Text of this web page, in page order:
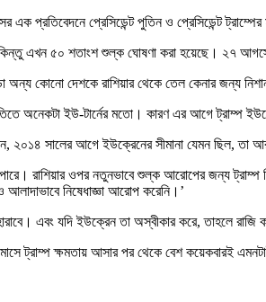
প্রতিবেদনে প্রেসিডেন্ট পুতিন ও প্রেসিডেন্ট
কিন্তু এখন ৫০ শতাংশ শুল্ক ঘোষণা করা হয়েছে। ২৭
অন্য কোনো দেশকে রাশিয়ার থেকে তেল কেনার জন্য
অনেকটা ইউ-টার্নের মতো। কারণ এর আগে ট্রাম্প
২০১৪ সালের আগে ইউক্রেনের সীমানা যেমন ছিল,
পারে। রাশিয়ার ওপর নতুনভাবে শুল্ক আরোপের জন্য
আলাদাভাবে নিষেধাজ্ঞা আরোপ করেনি।’
এবং যদি ইউক্রেন তা অস্বীকার করে, তাহলে রাজি
ট্রাম্প ক্ষমতায় আসার পর থেকে বেশ কয়েকবারই